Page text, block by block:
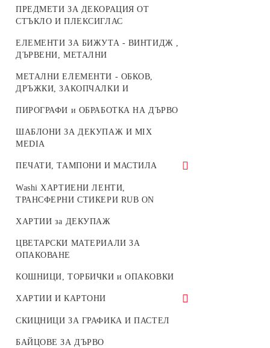
ОСНОВИ ЗА БРОДИРАНИ БИЖУТА
БУКВИ И ЦИФРИ
ЖИВОТНИ
ОСНОВИ И МЕХАНИЗМИ ЗА
ЧАСОВНИЦИ
МАРТЕНИЦИ
ДЪРВЕНИ МИНИ МЕБЕЛИ ЗА
КУКЛИ
КАТАРАМИ И АКСЕСОАРИ ЗА
ПРЕДМЕТИ ЗА ДЕКОРАЦИЯ ОТ
СТЪКЛО И ПЛЕКСИГЛАС
ЕЛЕМЕНТИ ЗА БИЖУТА - ВИНТИДЖ ,
ДЪРВЕНИ, МЕТАЛНИ
МЕТАЛНИ ЕЛЕМЕНТИ - ОБКОВ,
ДРЪЖКИ, ЗАКОПЧАЛКИ И
ПИРОГРАФИ и ОБРАБОТКА НА ДЪРВО
ШАБЛОНИ ЗА ДЕКУПАЖ И MIX
MEDIA
ПЕЧАТИ, ТАМПОНИ И МАСТИЛА
МАСТИЛА И ПИГМЕНТНИ
ТАМПОНИ
СИЛИКОНОВИ ПЕЧАТИ
Washi ХАРТИЕНИ ЛЕНТИ,
ТРАНСФЕРНИ СТИКЕРИ RUB ON
ХАРТИИ за ДЕКУПАЖ
ЦВЕТАРСКИ МАТЕРИАЛИ ЗА
ОПАКОВАНЕ
КОШНИЦИ, ТОРБИЧКИ и ОПАКОВКИ
ХАРТИИ И КАРТОНИ
Корейска хартия - Целофан за
СКИЦНИЦИ ЗА ГРАФИКА И ПАСТЕЛ
БАЙЦОВЕ ЗА ДЪРВО